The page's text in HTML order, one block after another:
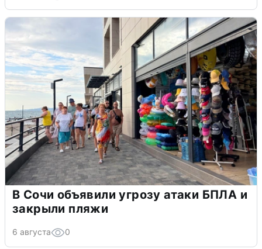
В Сочи объявили угрозу атаки БПЛА и
закрыли пляжи
6 августа 0